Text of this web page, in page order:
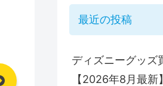
最近の投稿
ディズニーグッズ
【2026年8月最